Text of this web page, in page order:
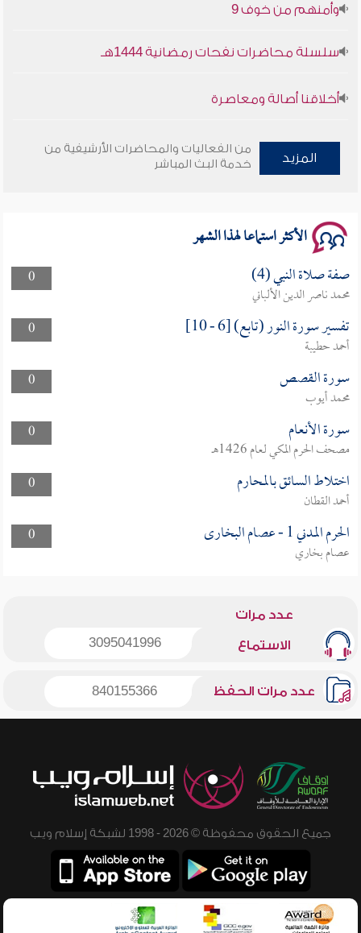
سلسلة محاضرات نفحات رمضانية 1444هـ
المزيد
من الفعاليات والمحاضرات الأرشيفية من
خدمة البث المباشر
الأكثر استماعا لهذا الشهر
0 صفة صلاة النبي (4)
محمد ناصر الدين الألباني
0
تفسير سورة النور (تابع) [6 - 10]
أحمد حطيبة
0
سورة القصص
محمد أيوب
0
سورة الأنعام
مصحف الحرم المكي لعام 1426هـ
0
اختلاط السائق بالمحارم
أحمد القطان
0
الحرم المدني 1 - عصام البخارى
عصام بخاري
عدد مرات
الاستماع 3095041996
عدد مرات الحفظ 840155366
جميع الحقوق محفوظة © 2026 - 1998 لشبكة إسلام ويب